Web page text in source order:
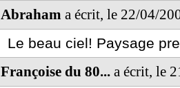
Abraham a écrit, le 22/04/
Le beau ciel! Paysage
Françoise du 80... a écrit, le